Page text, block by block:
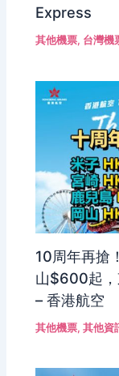
Express
其他機票, 台灣機
10周年再搶
山$600起
– 香港航空
其他機票,其他資